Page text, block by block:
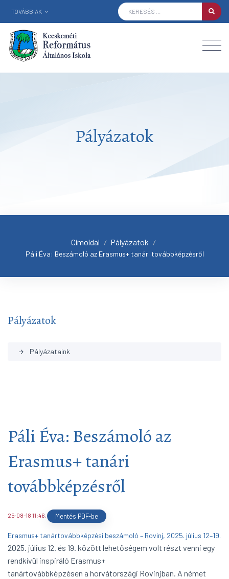
TOVÁBBIAK
Pályázatok
Címoldal / Pályázatok /
Páli Éva: Beszámoló az Erasmus+ tanári továbbképzésről
Pályázatok
arrow_forward Pályázataink
Páli Éva: Beszámoló az
Erasmus+ tanári
továbbképzésről
25-08-18 11:46, Mentés PDF-be
Erasmus+ tanártovábbképzési beszámoló – Rovinj, 2025. július 12–19.
2025. július 12. és 19. között lehetőségem volt részt venni egy
rendkívül inspiráló Erasmus+
tanártovábbképzésen a horvátországi Rovinjban. A német